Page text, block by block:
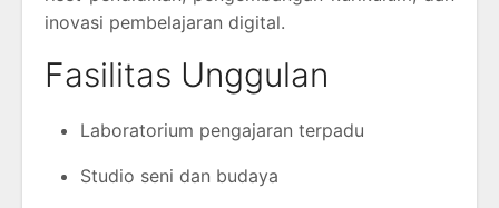
inovasi pembelajaran digital.
Fasilitas Unggulan
Laboratorium pengajaran terpadu
Studio seni dan budaya